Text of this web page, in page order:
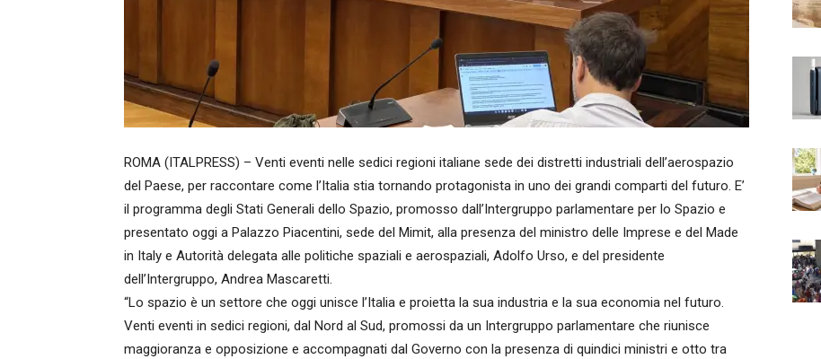
ROMA (ITALPRESS) – Venti eventi nelle sedici regioni italiane sede dei distretti industriali dell’aerospazio
del Paese, per raccontare come l’Italia stia tornando protagonista in uno dei grandi comparti del futuro. E’
il programma degli Stati Generali dello Spazio, promosso dall’Intergruppo parlamentare per lo Spazio e
presentato oggi a Palazzo Piacentini, sede del Mimit, alla presenza del ministro delle Imprese e del Made
in Italy e Autorità delegata alle politiche spaziali e aerospaziali, Adolfo Urso, e del presidente
dell’Intergruppo, Andrea Mascaretti.
“Lo spazio è un settore che oggi unisce l’Italia e proietta la sua industria e la sua economia nel futuro.
Venti eventi in sedici regioni, dal Nord al Sud, promossi da un Intergruppo parlamentare che riunisce
maggioranza e opposizione e accompagnati dal Governo con la presenza di quindici ministri e otto tra